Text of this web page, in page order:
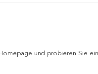
und probieren Sie